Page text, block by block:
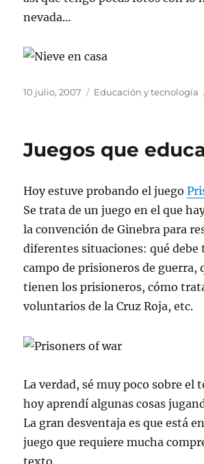
nevada…
Publicado
10 julio, 2007 Categorías
Educación y tecnología
Juegos que
Hoy estuve probando el juego
Se trata de un juego en el que
la convención de Ginebra para
diferentes situaciones: qué debe
campo de prisioneros de guerra,
tienen los prisioneros, cómo
voluntarios de la Cruz Roja, etc.
La verdad, sé muy poco sobre el
hoy aprendí algunas cosas
La gran desventaja es que está
juego que requiere mucha